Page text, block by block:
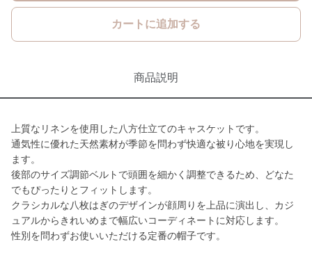
カートに追加する
商品説明
上質なリネンを使用した八方仕立てのキャスケットです。
通気性に優れた天然素材が季節を問わず快適な被り心地を実現し
ます。
後部のサイズ調節ベルトで頭囲を細かく調整できるため、どなた
でもぴったりとフィットします。
クラシカルな八枚はぎのデザインが顔周りを上品に演出し、カジ
ュアルからきれいめまで幅広いコーディネートに対応します。
性別を問わずお使いいただける定番の帽子です。